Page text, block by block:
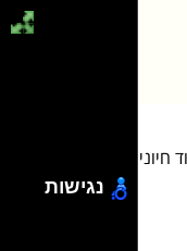
חיוני לשחקני הרחוב
נגישות